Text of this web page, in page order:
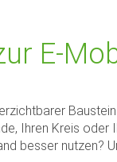
E-
Ihren Kreis
besser nutzen?